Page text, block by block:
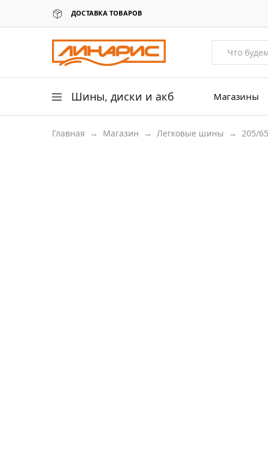
ДОСТАВКА ТОВАРОВ
Линарис
Продажа
шин,
дисков
аккумуляторов
Шины, диски и акб
Легковые шины
Магазины
Главная → Магазин → Легковые шины → 205/